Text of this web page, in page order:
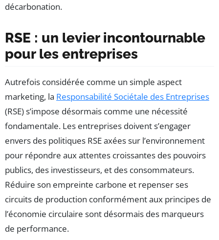
décarbonation.
RSE : un levier incontournable
pour les entreprises
Autrefois considérée comme un simple aspect
marketing, la Responsabilité Sociétale des Entreprises
(RSE) s’impose désormais comme une nécessité
fondamentale. Les entreprises doivent s’engager
envers des politiques RSE axées sur l’environnement
pour répondre aux attentes croissantes des pouvoirs
publics, des investisseurs, et des consommateurs.
Réduire son empreinte carbone et repenser ses
circuits de production conformément aux principes de
l’économie circulaire sont désormais des marqueurs
de performance.